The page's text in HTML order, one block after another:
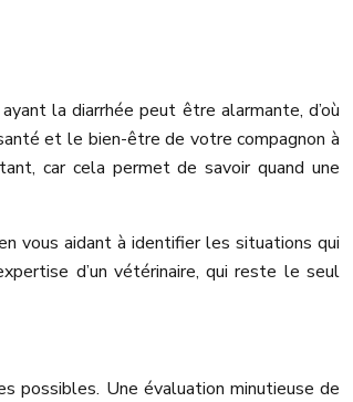
la diarrhée peut être alarmante, d’où
et le bien-être de votre compagnon à
car cela permet de savoir quand une
vous aidant à identifier les situations qui
d’un vétérinaire, qui reste le seul
possibles. Une évaluation minutieuse de